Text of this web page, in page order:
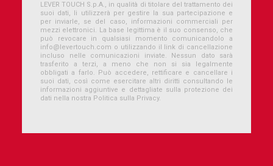
LEVER TOUCH S.p.A., in qualità di titolare del trattamento dei
suoi dati, li utilizzerà per gestire la sua partecipazione e
per inviarle, se del caso, informazioni commerciali per
mezzi elettronici. La base legittima è il suo consenso, che
può revocare in qualsiasi momento comunicandolo a
info@levertouch.com o utilizzando il link di cancellazione
incluso nelle comunicazioni inviate. Nessun dato sarà
trasferito a terzi, a meno che non si sia legalmente
obbligati a farlo. Può accedere, rettificare e cancellare i
suoi dati, così come esercitare altri diritti consultando le
informazioni aggiuntive e dettagliate sulla protezione dei
dati nella nostra Politica sulla Privacy.